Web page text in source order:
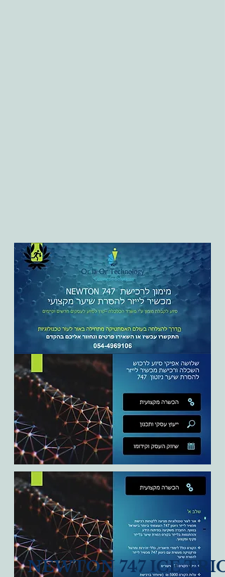
NEWTON 747 ICE TRIO